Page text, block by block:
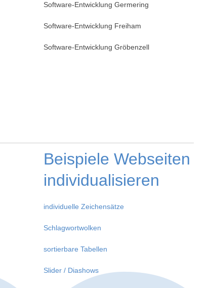
Software-Entwicklung Germering
Software-Entwicklung Freiham
Software-Entwicklung Gröbenzell
Beispiele Webseiten
individualisieren
individuelle Zeichensätze
Schlagwortwolken
sortierbare Tabellen
Slider / Diashows